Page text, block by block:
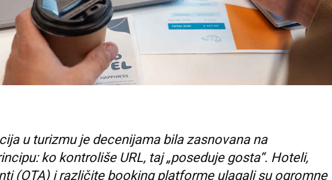
u turizmu je decenijama bila zasnovana na
ko kontroliše URL, taj „poseduje gosta“. Hoteli,
(OTA) i različite booking platforme ulagali su ogromne